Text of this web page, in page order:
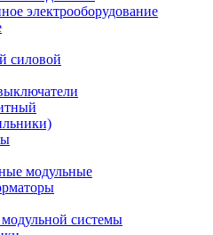
электрооборудование
силовой
модульные
системы